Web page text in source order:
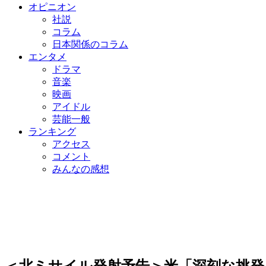
オピニオン
社説
コラム
日本関係のコラム
エンタメ
ドラマ
音楽
映画
アイドル
芸能一般
ランキング
アクセス
コメント
みんなの感想